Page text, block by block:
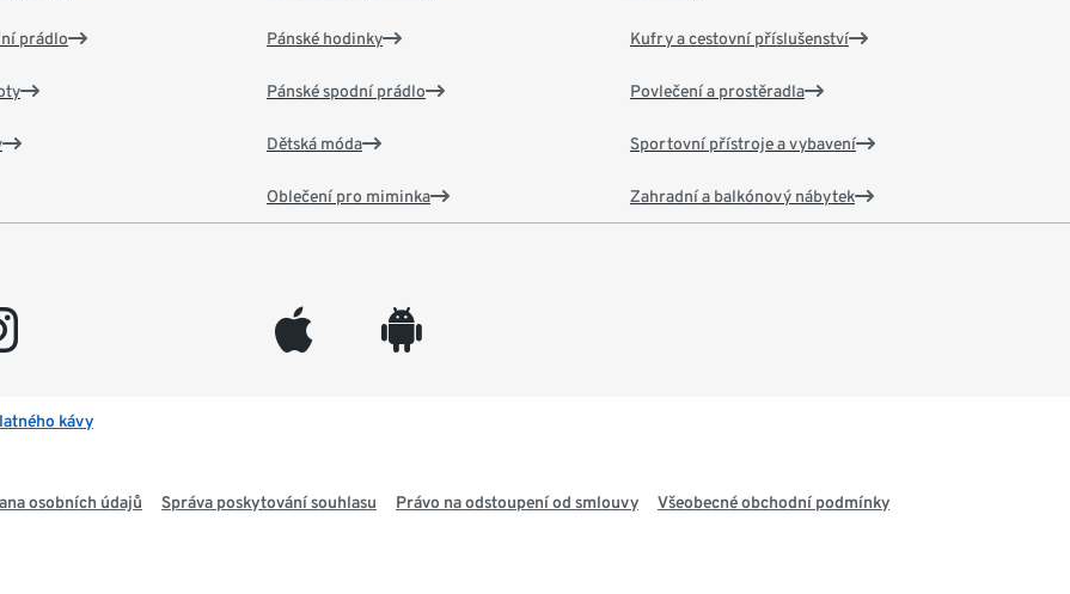
prádlo Pánské hodinky
Pánské spodní prádlo
Dětská móda
Oblečení pro miminka
Kufry a cestovní příslušenství
Povlečení a prostěradla
Sportovní přístroje a vybavení
Zahradní a balkónový nábytek
appleinc android
kávy
osobních údajů Správa poskytování souhlasu Právo na odstoupení od smlouvy Všeobecné obchodní podmínky